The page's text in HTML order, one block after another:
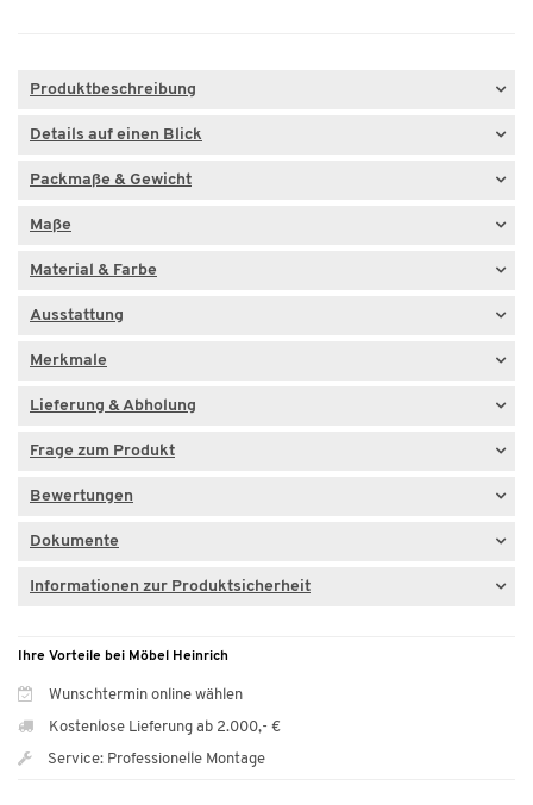
Produktbeschreibung
Details auf einen Blick
Packmaße & Gewicht
Maße
Material & Farbe
Ausstattung
Merkmale
Lieferung & Abholung
Frage zum Produkt
Bewertungen
Dokumente
Informationen zur Produktsicherheit
Ihre Vorteile bei Möbel Heinrich
Wunschtermin online wählen
Kostenlose Lieferung ab 2.000,- €
Service: Professionelle Montage